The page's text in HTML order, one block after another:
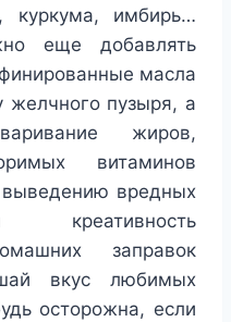
куркума, имбирь…
еще добавлять
масла
пузыря, а
жиров,
витаминов
вредных
заправок
вкус любимых
осторожна, если